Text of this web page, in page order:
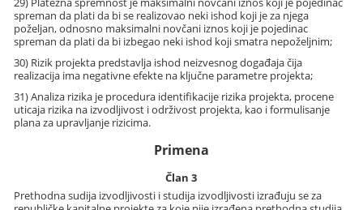
spreman da plati da bi se realizovao neki ishod koji je za njega
poželjan, odnosno maksimalni novčani iznos koji je pojedinac
spreman da plati da bi izbegao neki ishod koji smatra nepoželjnim;
30) Rizik projekta predstavlja ishod neizvesnog događaja čija
realizacija ima negativne efekte na ključne parametre projekta;
31) Analiza rizika je procedura identifikacije rizika projekta, procene
uticaja rizika na izvodljivost i održivost projekta, kao i formulisanje
plana za upravljanje rizicima.
Primena
Član 3
Prethodna sudija izvodljivosti i studija izvodljivosti izrađuju se za